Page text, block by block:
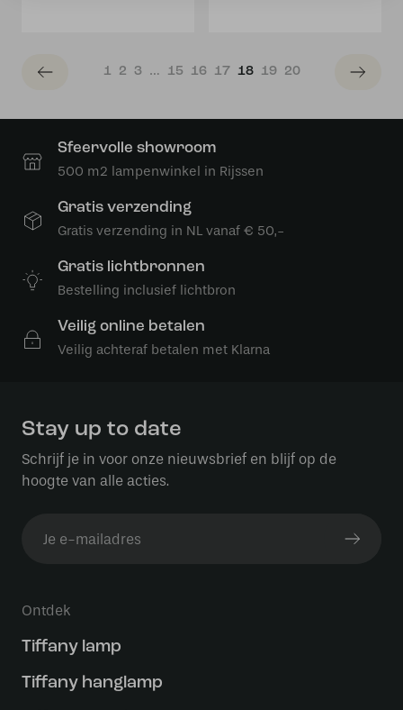
1 2 3 … 15 16 17 18 19 20
Sfeervolle showroom
500 m2 lampenwinkel in Rijssen
Gratis verzending
Gratis verzending in NL vanaf € 50,-
Gratis lichtbronnen
Bestelling inclusief lichtbron
Veilig online betalen
Veilig achteraf betalen met Klarna
Stay up to date
Schrijf je in voor onze nieuwsbrief en blijf op de
hoogte van alle acties.
Ontdek
Tiffany lamp
Tiffany hanglamp